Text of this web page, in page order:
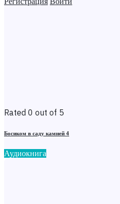
Rated 0 out of 5
Босиком в саду камней 4
Аудиокнига